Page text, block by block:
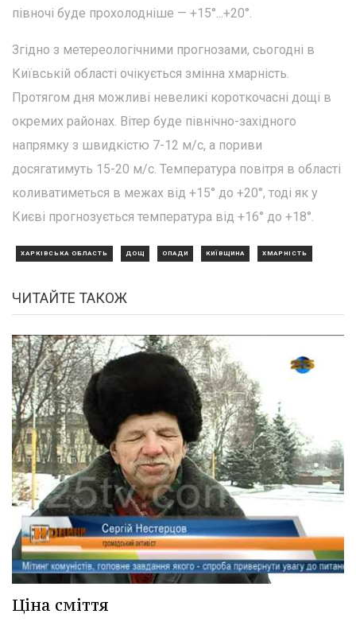
півночі буде прохолодніше — +15°...+20°.
Згідно з метереологічними прогнозами, сьогодні в
Київській області очікується змінна хмарність.
Протягом дня можливі невеликі короткочасні дощі в
окремих районах. Вітер буде північно-західного
напрямку з швидкістю 7-12 м/с, а пориви
досягатимуть 15-20 м/с. Температура повітря в області
коливатиметься в межах від +15° до +20°, тоді як у
Києві прогнозується температура від +16° до +18°.
ХАРКІВСЬКА ОБЛАСТЬ ДОЩ ОПАДИ КИЇВЩИНА ХМАРНІСТЬ
ЧИТАЙТЕ ТАКОЖ
Ціна сміття